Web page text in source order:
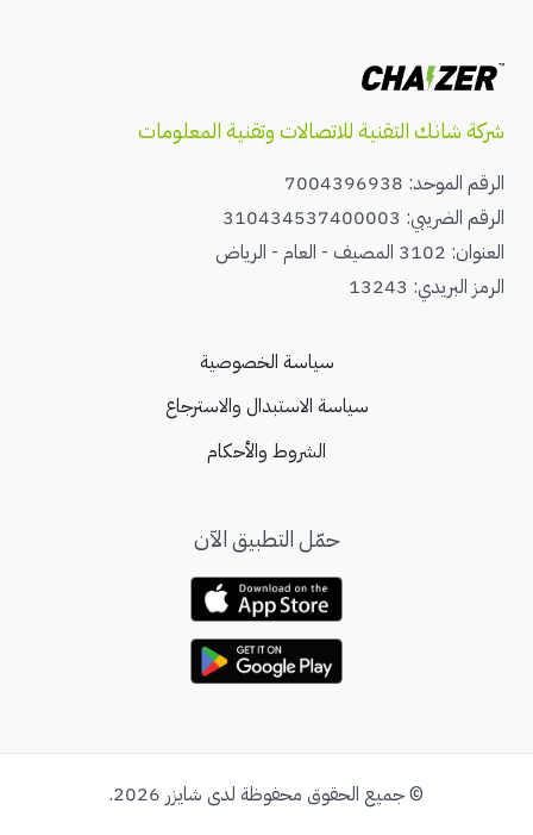
شركة شانك التقنية للاتصالات وتقنية المعلومات
الرقم الموحد: 7004396938
الرقم الضريبي: 310434537400003
العنوان: 3102 المصيف - العام - الرياض
الرمز البريدي: 13243
سياسة الخصوصية
سياسة الاستبدال والاسترجاع
الشروط والأحكام
حمّل التطبيق الآن
© جميع الحقوق محفوظة لدى شايزر 2026.